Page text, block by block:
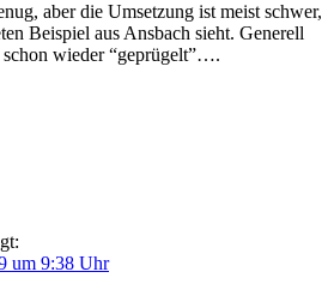
aber die Umsetzung ist meist schwer,
Beispiel aus Ansbach sieht. Generell
schon wieder “geprügelt”….
um 9:38 Uhr